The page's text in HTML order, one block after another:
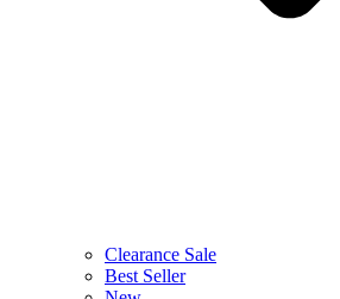
Clearance Sale
Best Seller